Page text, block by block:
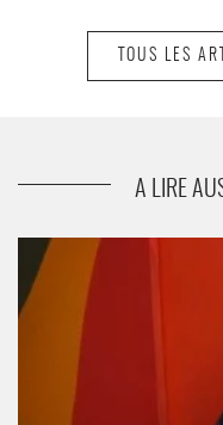
TOUS LES
A LIRE
Au New Morning -
morning